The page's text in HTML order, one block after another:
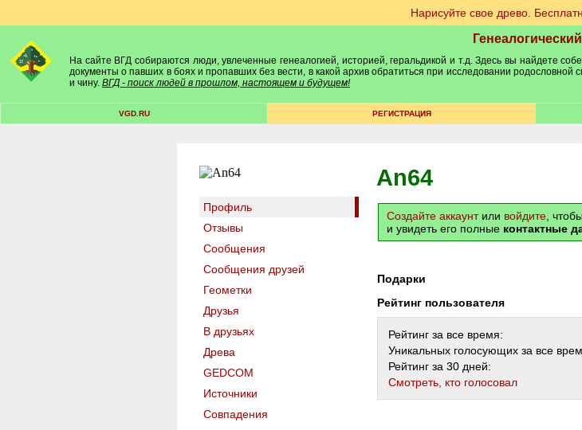
Нарисуйте свое древо.
На сайте ВГД собираются люди, увлеченные генеалогией, историей, геральдикой и т.д. Здесь вы найдете
документы о павших в боях и пропавших без вести, в какой архив обратиться при исследовании
и чину. ВГД - поиск людей в прошлом, настоящем и будущем!
VGD.RU РЕГИСТРАЦИЯ
Профиль
Отзывы
Сообщения
Сообщения друзей
Геометки
Друзья
В друзьях
Древа
GEDCOM
Источники
Совпадения
An64
Создайте аккаунтили войдите ,
и увидеть его полные контактные
Подарки
Рейтинг пользователя
Рейтинг за все время:
Уникальных голосующих за все
Рейтинг за 30 дней:
Cмотреть, кто голосовал